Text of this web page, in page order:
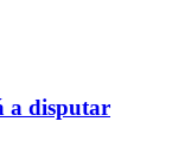
a disputar